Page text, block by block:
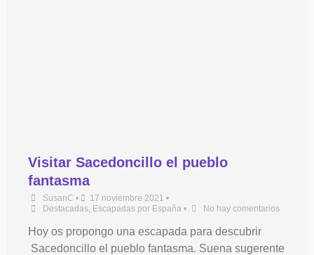
Visitar Sacedoncillo el pueblo
fantasma
SusanC • 17 noviembre 2021 •
Destacadas, Escapadas por España • No hay comentarios
Hoy os propongo una escapada para descubrir
Sacedoncillo el pueblo fantasma. Suena sugerente